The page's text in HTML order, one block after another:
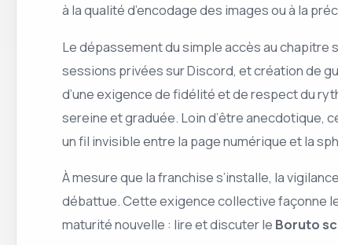
à la qualité d’encodage des images ou à la
Le dépassement du simple accès au chapitre
sessions privées sur Discord, et création de
d’une exigence de fidélité et de respect du
sereine et graduée. Loin d’être anecdotique,
un fil invisible entre la page numérique et la
À mesure que la franchise s’installe, la
débattue. Cette exigence collective façonne
maturité nouvelle : lire et discuter le Boruto